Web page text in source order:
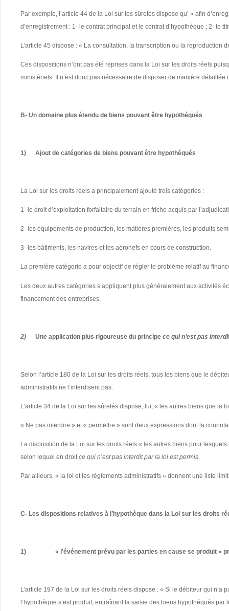
Par exemple, l’article 44 de la Loi sur les sûretés dispose qu’ « afin
d’enregistrement : 1- le contrat principal et le contrat d’hypothèque ; 2- le
L’article 45 dispose : « La consultation, la transcription ou la reproduction
Ces dispositions n’ont pas été reprises dans la Loi sur les droits réels
ministériels. Il n’est donc pas nécessaire de disposer de manière
B- Un domaine plus étendu de biens pouvant être hypothéqués
1)Ajout de catégories de biens pouvant être hypothéqués
La Loi sur les droits réels a principalement ajouté trois catégories :
1- le droit d’exploitation forfaitaire du terrain en friche acquis par
2- les équipements de production, les matières premières, les produits
3- les bâtiments, les navires et les aéronefs en cours de construction.
La première catégorie a pour objectif de régler le problème relatif au
Les deux autres catégories s’appliquent plus généralement aux activités
financement des entreprises.
2)Une application plus rigoureuse du principece qui n’est pas
Selon l’article 180 de la Loi sur les droits réels, tous les biens que le
administratifs ne l’interdisent pas.
L’article 34 de la Loi sur les sûretés dispose, lui, « les autres biens que la
« Ne pas interdire » et « permettre » sont deux expressions dont la
La disposition de la Loi sur les droits réels « les autres biens pour
selon lequel en droitce qui n’est pas interdit par la loi est permis.
Par ailleurs, « la loi et les règlements administratifs » donnent une liste
C- Les dispositions relatives à l’hypothèque dans la Loi sur les droits
1)« l’événement prévu par les parties en cause se produit »
L’article 197 de la Loi sur les droits réels dispose : « Si le débiteur qui
l’hypothèque s’est produit, entraînant la saisie des biens hypothéqués